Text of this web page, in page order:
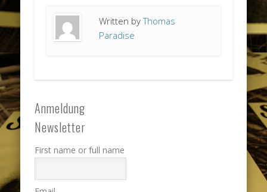
Written byThomas
Paradise
Anmeldung
Newsletter
First name or full name